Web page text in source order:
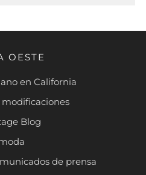
OESTE
en California
modificaciones
Blog
de prensa